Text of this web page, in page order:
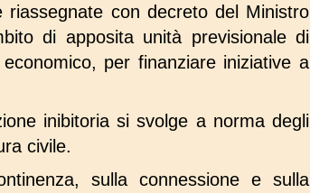
con decreto del Ministro
di apposita unità previsionale di
per finanziare iniziative a
inibitoria si svolge a norma degli
civile.
sulla connessione e sulla